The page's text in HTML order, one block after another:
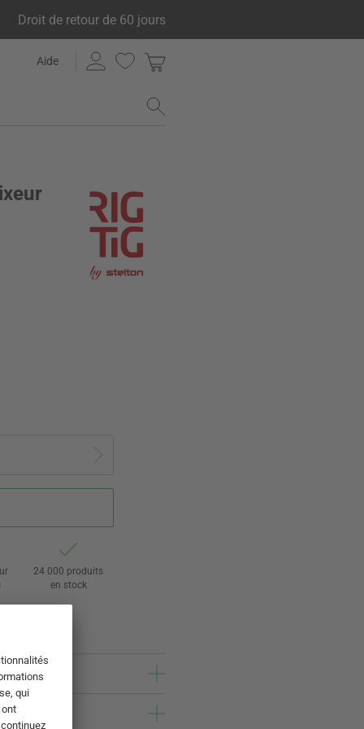
Droit de retour de 60 jours
Aide
24 000 produits
en stock